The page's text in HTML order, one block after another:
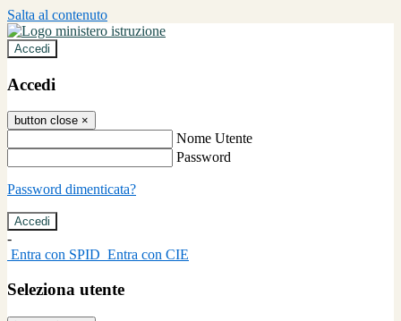
Salta al contenuto
Accedi
Accedi
button close ×
Nome Utente
Password
Password dimenticata?
-
Entra con SPID Entra con CIE
Seleziona utente